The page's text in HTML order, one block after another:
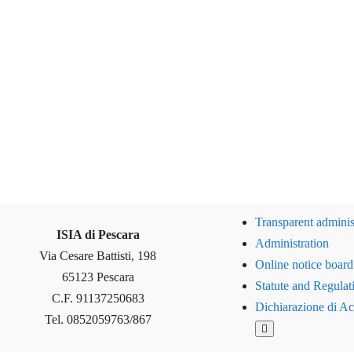
ISIA di Pescara
Via Cesare Battisti, 198
65123 Pescara
C.F. 91137250683
Tel. 0852059763/867
Transparent
Administration
Online notice board
Statute and
Dichiarazione di
H
a